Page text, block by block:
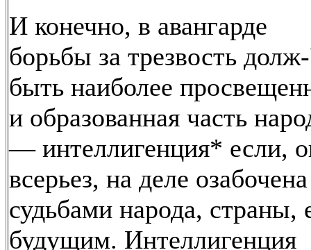
И конечно, в авангарде
борьбы за трезвость
быть наиболее
и образованная часть
— интеллигенция* если,
всерьез, на деле озабочена
судьбами народа, страны,
будущим. Интеллигенция